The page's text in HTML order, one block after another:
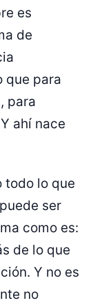
es
de
que para
para
ahí nace
todo lo que
ser
como es:
de lo que
Y no es
no